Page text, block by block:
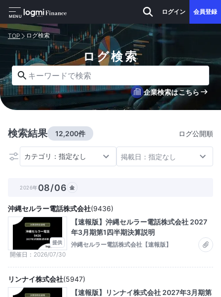
MENU
ログイン 会員登録
TOP ログ検索
ログ検索
企業検索はこちら
検索結果 12,200件 ログ公開順
カテゴリ：指定なし 掲載日：指定なし
2026年08/06 金
提供
開催日 2026/07/30
沖縄セルラー電話株式会社(9436)
【速報版】沖縄セルラー電話株式会社 2027
年3月期第1四半期決算説明
沖縄セルラー電話株式会社【速報版】
リンナイ株式会社(5947)
【速報版】リンナイ株式会社 2027年3月期第